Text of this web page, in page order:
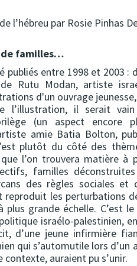
l’hébreu par Rosie Pinhas
familles…
entre 1998 et 2003 :
Rutu Modan, artiste
d'un ouvrage jeunesse,
il serait
(un aspect encore
amie Batia Bolton,
plutôt du côté des
l’on trouvera matière à
familles
des règles sociales et
reproduit les perturbations
grande échelle. C’est
israélo-palestinien,
d’une jeune infirmière
qui s’automutile lors
auraient pu s’unir.